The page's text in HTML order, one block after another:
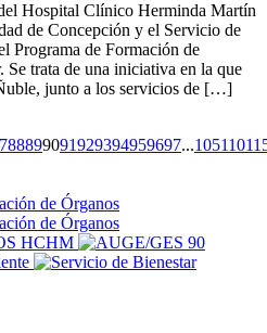
Hospital Clínico Herminda Martín
de Concepción y el Servicio de
Programa de Formación de
Se trata de una iniciativa en la que
junto a los servicios de […]
88899091929394959697...105110